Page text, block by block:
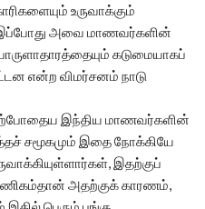
உருவாக்கும்
இப்போது அவை மாணவர்களின்
கடுமையாகப்
என்ற விமர்சனம் நாடு
இந்திய மாணவர்களின்
சமூகமும் இதை நோக்கியே
இதற்குப்
அதற்குக் காரணம்,